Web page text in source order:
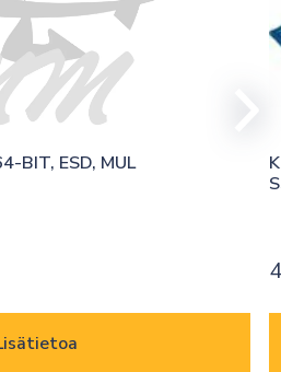
BIT, ESD, MUL